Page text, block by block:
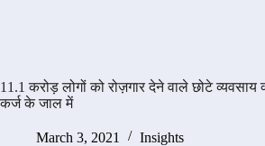
11.1 करोड़ लोगों को रोज़गार देने वाले छोटे
कर्ज के जाल में
March 3, 2021 Insights